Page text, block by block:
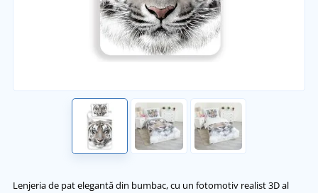
Lenjeria de pat elegantă din bumbac, cu un fotomotiv realist 3D al